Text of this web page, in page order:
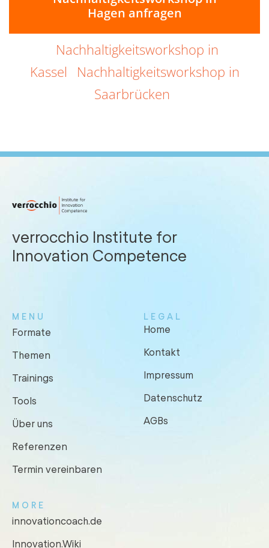
Hagen anfragen
Nachhaltigkeitsworkshop in
Kassel
Nachhaltigkeitsworkshop in
Saarbrücken
verrocchio Institute for
Innovation Competence
MENU
Formate
Themen
Trainings
Tools
Über uns
Referenzen
Termin vereinbaren
LEGAL
Home
Kontakt
Impressum
Datenschutz
AGBs
MORE
innovationcoach.de
Innovation.Wiki